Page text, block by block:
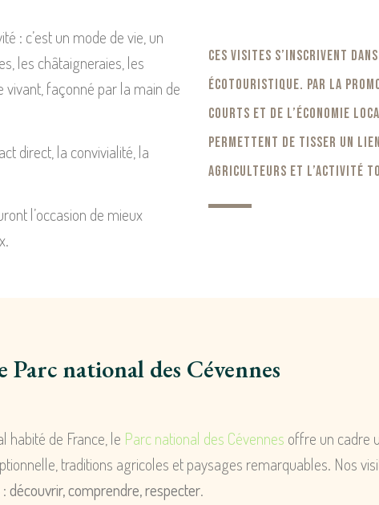
: c’est un mode de vie, un
les châtaigneraies, les
façonné par la main de
direct, la convivialité, la
l’occasion de mieux
Ces visites s’inscrivent
écotouristique. Par la
courts et de l’économie
permettent de tisser un
agriculteurs et l’activité
Parc national des Cévennes
habité de France, le Parc national des Cévennes offre un cadre
traditions agricoles et paysages remarquables. Nos
découvrir, comprendre, respecter.